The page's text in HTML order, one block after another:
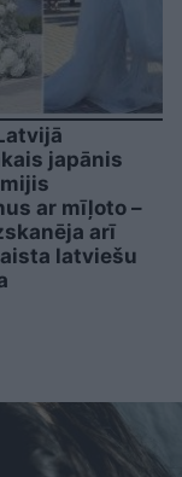
japānis
ar mīļoto –
arī
latviešu